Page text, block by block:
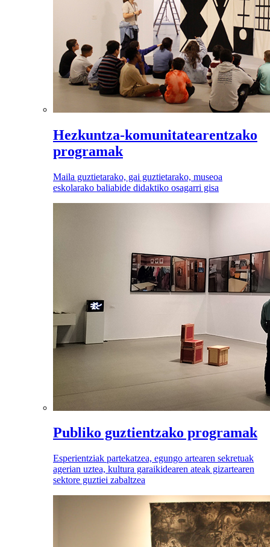
Hezkuntza-komunitatearentzako
programak
Maila guztietarako, gai guztietarako, museoa
eskolarako baliabide didaktiko osagarri gisa
Publiko guztientzako programak
Esperientziak partekatzea, egungo artearen sekretuak
agerian uztea, kultura garaikidearen ateak gizartearen
sektore guztiei zabaltzea